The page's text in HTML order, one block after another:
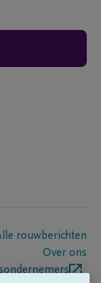
rouwberichten
Over ons